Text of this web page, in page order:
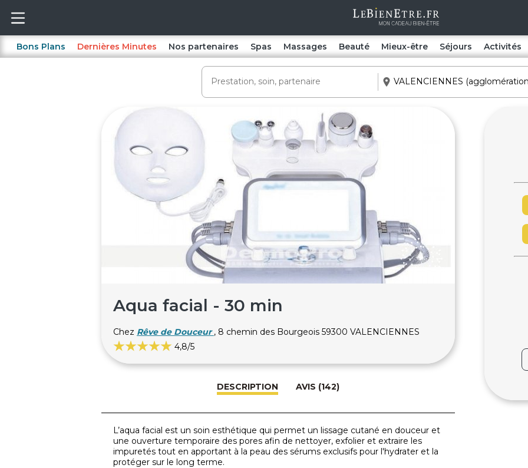
Bons Plans Dernières Minutes Nos partenaires Spas Massages Beauté Mieux-être Séjours Activités
Aqua facial - 30 min
Chez Rêve de Douceur , 8 chemin des Bourgeois 59300 VALENCIENNES
4,8/5
DESCRIPTION AVIS (142)
L’aqua facial est un soin esthétique qui permet un lissage cutané en douceur et
une ouverture temporaire des pores afin de nettoyer, exfolier et extraire les
impuretés tout en apportant à la peau des sérums exclusifs pour l'hydrater et la
protéger sur le long terme.